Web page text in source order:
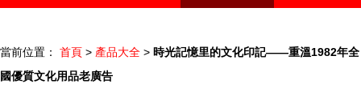
當前位置： 首頁 > 產品大全 > 時光記憶里的文化印記——重溫1982年全
國優質文化用品老廣告